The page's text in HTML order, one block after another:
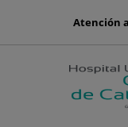
menu-
Atención